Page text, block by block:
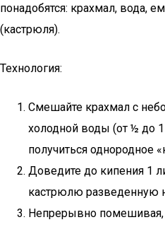
понадобятся: крахмал, вода,
(кастрюля).
Технология:
Смешайте крахмал с
холодной воды (от ½ до
получиться однородное
Доведите до кипения 1
кастрюлю разведенную
Непрерывно помешивая,